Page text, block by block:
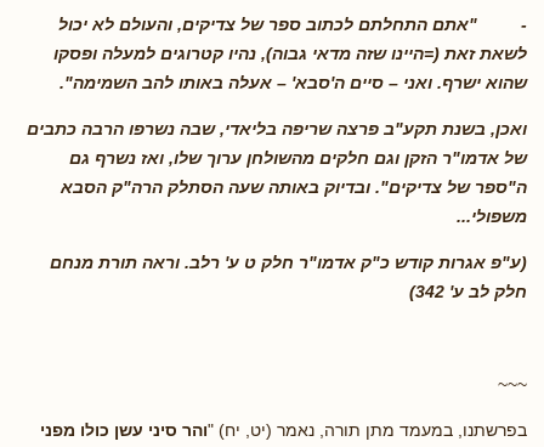
- "אתם התחלתם לכתוב ספר של צדיקים, והעולם לא יכול
לשאת זאת (=היינו שזה מדאי גבוה), נהיו קטרוגים למעלה ופסקו
שהוא ישרף. ואני – סיים ה'סבא' – אעלה באותו להב השמימה".
ואכן, בשנת תקע"ב פרצה שריפה בליאדי, שבה נשרפו הרבה כתבים
של אדמו"ר הזקן וגם חלקים מהשולחן ערוך שלו, ואז נשרף גם
ה"ספר של צדיקים". ובדיוק באותה שעה הסתלק הרה"ק הסבא
משפולי...
(ע"פ אגרות קודש כ"ק אדמו"ר חלק ט ע' רלב. וראה תורת מנחם
חלק לב ע' 342)
~~~
בפרשתנו, במעמד מתן תורה, נאמר (יט, יח) "והר סיני עשן כולו מפני